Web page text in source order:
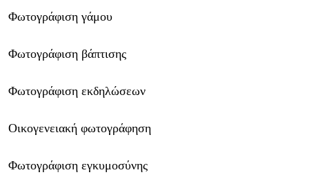
Φωτογράφιση γάμου
Φωτογράφιση βάπτισης
Φωτογράφιση εκδηλώσεων
Οικογενειακή φωτογράφηση
Φωτογράφιση εγκυμοσύνης